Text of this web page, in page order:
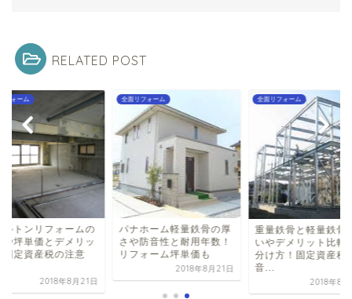
RELATED POST
フォーム
ルトンリフォームの
や坪単価とデメリッ
固定資産税の注意
2018年8月21日
全面リフォーム
パナホーム軽量鉄骨の厚
さや防音性と耐用年数！
リフォーム坪単価も
2018年8月21日
全面リフォーム
重量鉄骨と軽量鉄骨
いやデメリット比較
分け方！固定資産税
音...
2018年8